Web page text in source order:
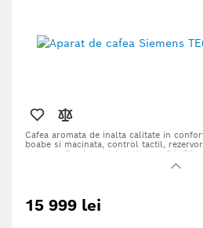
Cafea aromata de inalta calitate in
boabe si macinata, control tactil,
automat. Produs original, livrare 24–72
15 999 lei